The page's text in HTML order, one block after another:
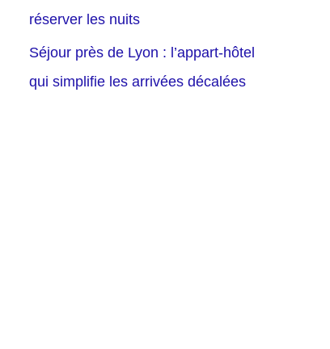
réserver les nuits
Séjour près de Lyon : l’appart-hôtel
qui simplifie les arrivées décalées